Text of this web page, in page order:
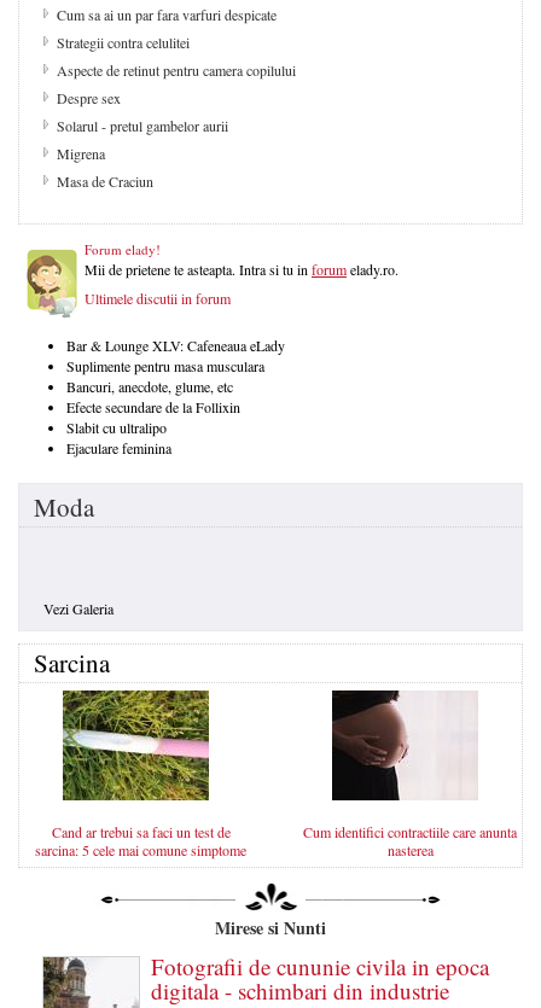
Cum sa ai un par fara varfuri despicate
Strategii contra celulitei
Aspecte de retinut pentru camera copilului
Despre sex
Solarul - pretul gambelor aurii
Migrena
Masa de Craciun
Forum elady!
Mii de prietene te asteapta. Intra si tu in forumelady.ro.
Ultimele discutii in forum
Bar & Lounge XLV: Cafeneaua eLady
Suplimente pentru masa musculara
Bancuri, anecdote, glume, etc
Efecte secundare de la Follixin
Slabit cu ultralipo
Ejaculare feminina
Moda
Vezi Galeria
Sarcina
Cand ar trebui sa faci un test de
sarcina: 5 cele mai comune simptome
Cum identifici contractiile care anunta
nasterea
Mirese si Nunti
Fotografii de cununie civila in epoca
digitala - schimbari din industrie